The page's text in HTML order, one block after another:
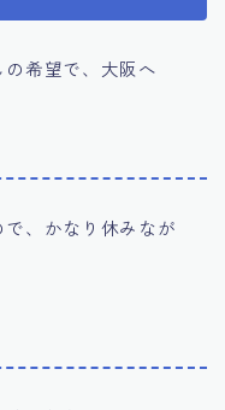
希望で、大阪へ
、かなり休みなが